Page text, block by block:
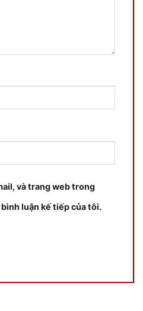
và trang web trong
luận kế tiếp của tôi.